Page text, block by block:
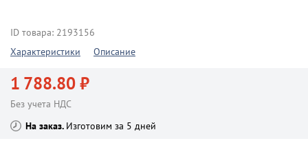
ID товара: 2193156
Характеристики
Описание
1 788.80 ₽
Без учета НДС
На заказ Изготовим за 5 дней